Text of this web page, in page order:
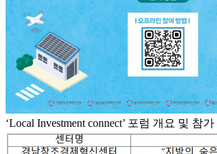
‘Local Investment connect’ 포럼 개요 및 참